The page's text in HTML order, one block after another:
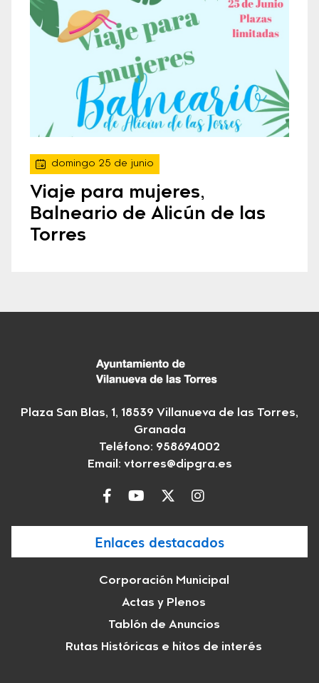
domingo 25 de junio
Viaje para mujeres,
Balneario de Alicún de las
Torres
Plaza San Blas, 1, 18539 Villanueva de las Torres,
Granada
Teléfono: 958694002
Email: vtorres@dipgra.es
Enlaces destacados
Corporación Municipal
Actas y Plenos
Tablón de Anuncios
Rutas Históricas e hitos de interés